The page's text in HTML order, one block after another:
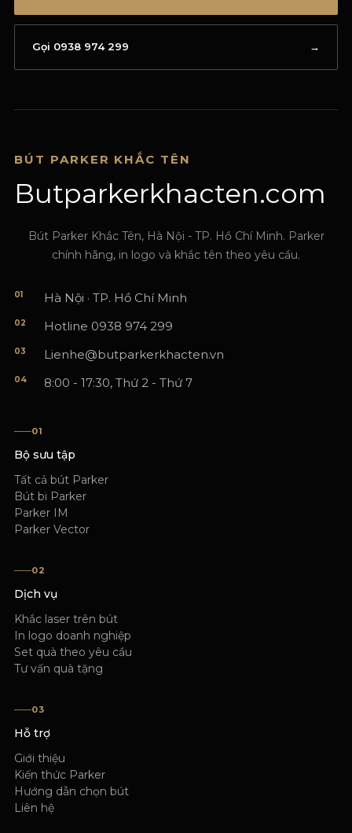
Gọi 0938 974 299 →
BÚT PARKER KHẮC TÊN
Butparkerkhacten.com
Bút Parker Khắc Tên, Hà Nội - TP. Hồ Chí Minh. Parker
chính hãng, in logo và khắc tên theo yêu cầu.
01 Hà Nội · TP. Hồ Chí Minh
02 Hotline 0938 974 299
03 Lienhe@butparkerkhacten.vn
04 8:00 - 17:30, Thứ 2 - Thứ 7
01
Bộ sưu tập
Tất cả bút Parker
Bút bi Parker
Parker IM
Parker Vector
02
Dịch vụ
Khắc laser trên bút
In logo doanh nghiệp
Set quà theo yêu cầu
Tư vấn quà tặng
03
Hỗ trợ
Giới thiệu
Kiến thức Parker
Hướng dẫn chọn bút
Liên hệ